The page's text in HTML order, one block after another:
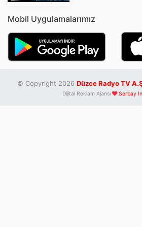
Mobil Uygulamalarımız
© Copyright 2026 Düzce Radyo TV
Dijital Reklam Ajansı Serbay